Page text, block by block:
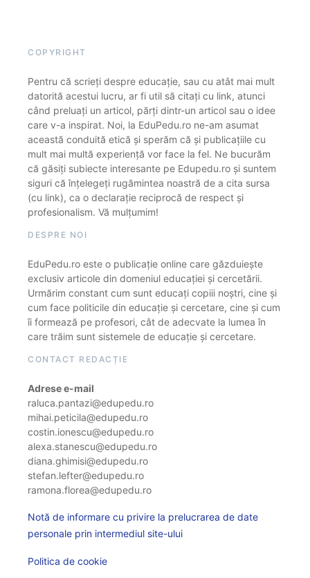
COPYRIGHT
Pentru că scrieți despre educație, sau cu atât mai mult
datorită acestui lucru, ar fi util să citați cu link, atunci
când preluați un articol, părți dintr-un articol sau o idee
care v-a inspirat. Noi, la EduPedu.ro ne-am asumat
această conduită etică și sperăm că și publicațiile cu
mult mai multă experiență vor face la fel. Ne bucurăm
că găsiți subiecte interesante pe Edupedu.ro și suntem
siguri că înțelegeți rugămintea noastră de a cita sursa
(cu link), ca o declarație reciprocă de respect și
profesionalism. Vă mulțumim!
DESPRE NOI
EduPedu.ro este o publicație online care găzduiește
exclusiv articole din domeniul educației și cercetării.
Urmărim constant cum sunt educați copiii noștri, cine și
cum face politicile din educație și cercetare, cine și cum
îi formează pe profesori, cât de adecvate la lumea în
care trăim sunt sistemele de educație și cercetare.
CONTACT REDACȚIE
Adrese e-mail
raluca.pantazi@edupedu.ro
mihai.peticila@edupedu.ro
costin.ionescu@edupedu.ro
alexa.stanescu@edupedu.ro
diana.ghimisi@edupedu.ro
stefan.lefter@edupedu.ro
ramona.florea@edupedu.ro
Notă de informare cu privire la prelucrarea de date
personale prin intermediul site-ului
Politica de cookie